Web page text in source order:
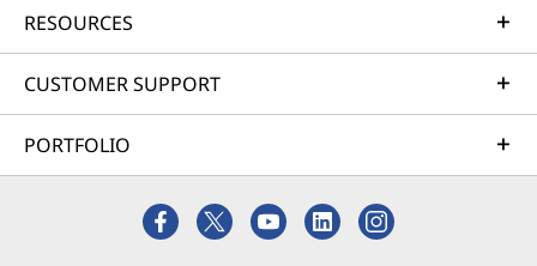
RESOURCES
CUSTOMER SUPPORT
PORTFOLIO